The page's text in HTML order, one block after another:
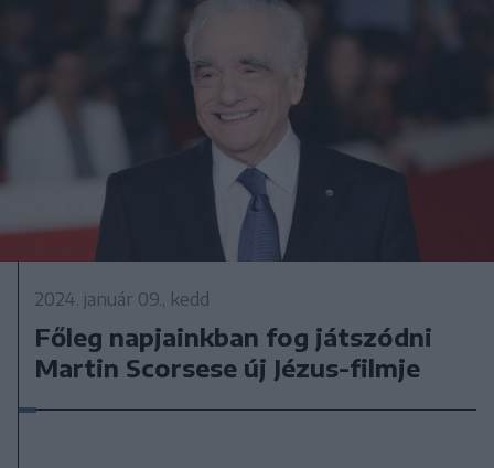
2024. január 09., kedd
Főleg napjainkban fog játszódni
Martin Scorsese új Jézus-filmje